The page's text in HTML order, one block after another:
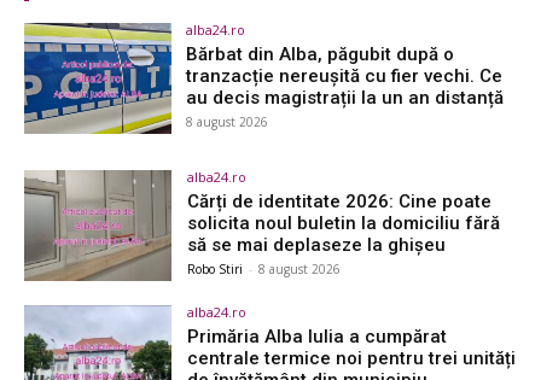
alba24.ro
Bărbat din Alba, păgubit după o
tranzacție nereușită cu fier vechi. Ce
au decis magistrații la un an distanță
8 august 2026
alba24.ro
Cărți de identitate 2026: Cine poate
solicita noul buletin la domiciliu fără
să se mai deplaseze la ghișeu
Robo Stiri - 8 august 2026
alba24.ro
Primăria Alba Iulia a cumpărat
centrale termice noi pentru trei unități